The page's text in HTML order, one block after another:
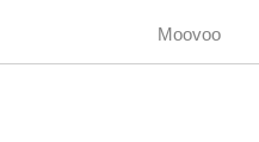
Moovoo